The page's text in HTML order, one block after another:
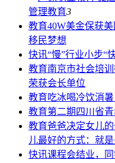
管理教育3
教育40W美金保获
移民梦想
快讯“慢”行业小步“
教育南京市社会培
荣获会长单位
教育吃冰喝冷饮消
教育第二期四川省
教育爸爸决定女儿
儿最好的方式：就
快讯课程会结业，